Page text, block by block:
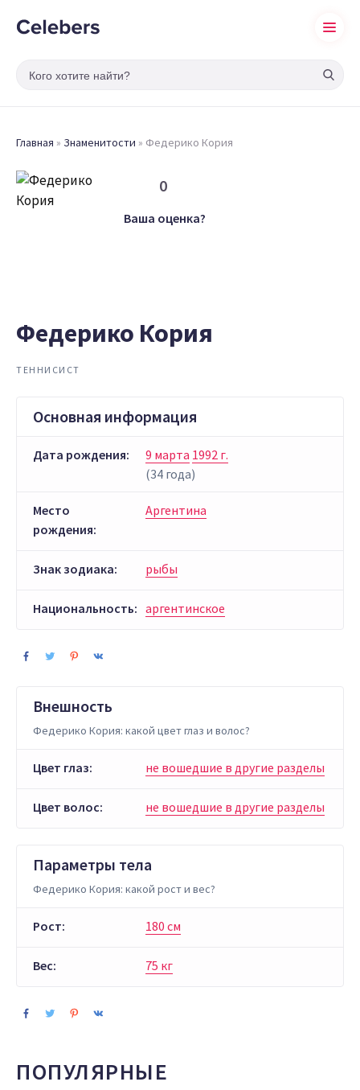
Главная » Знаменитости » Федерико Кория
0
Ваша оценка?
Федерико Кория
ТЕННИСИСТ
Основная информация
Дата рождения: 9 марта 1992 г.
(34 года)
Место
рождения:
Аргентина
Знак зодиака: рыбы
Национальность: аргентинское
Внешность
Федерико Кория: какой цвет глаз и волос?
Цвет глаз: не вошедшие в другие разделы
Цвет волос: не вошедшие в другие разделы
Параметры тела
Федерико Кория: какой рост и вес?
Рост: 180 см
Вес: 75 кг
ПОПУЛЯРНЫЕ